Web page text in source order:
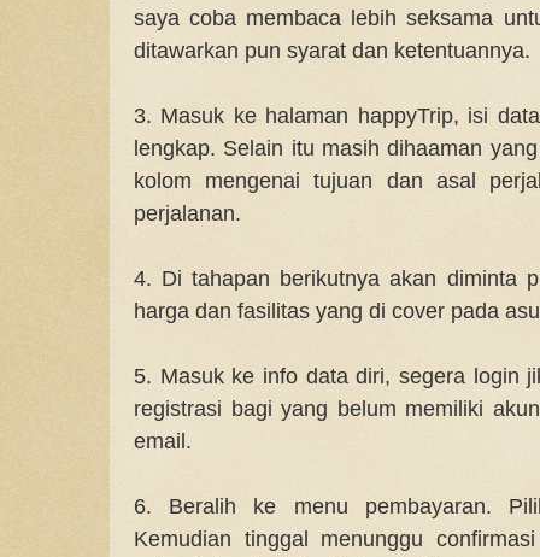
saya coba membaca lebih seksama
ditawarkan pun syarat dan ketentuannya.
3. Masuk ke halaman happyTrip, isi
lengkap. Selain itu masih dihaaman
kolom mengenai tujuan dan asal
perjalanan.
4. Di tahapan berikutnya akan diminta
harga dan fasilitas yang di cover pada
5. Masuk ke info data diri, segera login
registrasi bagi yang belum memiliki
email.
6. Beralih ke menu pembayaran.
Kemudian tinggal menunggu